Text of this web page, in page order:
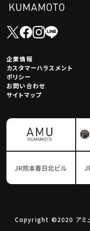
企業情報
カスタマーハラスメント
ポリシー
お問い合わせ
サイトマップ
Copyright ©2020 アミ